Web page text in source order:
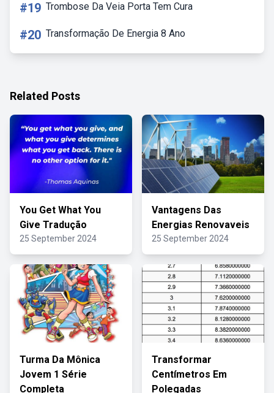
#19 Trombose Da Veia Porta Tem Cura
#20 Transformação De Energia 8 Ano
Related Posts
You Get What You
Give Tradução
25 September 2024
Vantagens Das
Energias Renovaveis
25 September 2024
Turma Da Mônica
Jovem 1 Série
Completa
Transformar
Centímetros Em
Polegadas